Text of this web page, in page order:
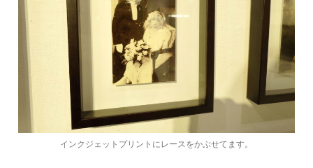
インクジェットプリントにレースをかぶせてます。